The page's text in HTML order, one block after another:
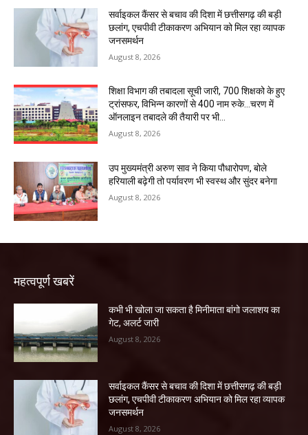
सर्वाइकल कैंसर से बचाव की दिशा में छत्तीसगढ़ की बड़ी
छलांग, एचपीवी टीकाकरण अभियान को मिल रहा व्यापक
जनसमर्थन
August 8, 2026
शिक्षा विभाग की तबादला सूची जारी, 700 शिक्षको के हुए
ट्रांसफर, विभिन्न कारणों से 400 नाम रुके…चरण में
ऑनलाइन तबादले की तैयारी पर भी...
August 8, 2026
उप मुख्यमंत्री अरुण साव ने किया पौधारोपण, बोले
हरियाली बढ़ेगी तो पर्यावरण भी स्वस्थ और सुंदर बनेगा
August 8, 2026
महत्वपूर्ण खबरें
कभी भी खोला जा सकता है मिनीमाता बांगो जलाशय का
गेट, अलर्ट जारी
August 8, 2026
सर्वाइकल कैंसर से बचाव की दिशा में छत्तीसगढ़ की बड़ी
छलांग, एचपीवी टीकाकरण अभियान को मिल रहा व्यापक
जनसमर्थन
August 8, 2026